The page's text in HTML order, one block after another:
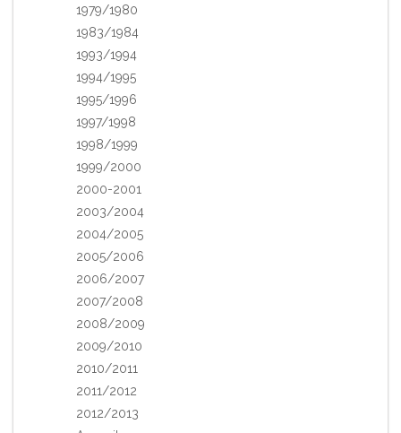
1979/1980
1983/1984
1993/1994
1994/1995
1995/1996
1997/1998
1998/1999
1999/2000
2000-2001
2003/2004
2004/2005
2005/2006
2006/2007
2007/2008
2008/2009
2009/2010
2010/2011
2011/2012
2012/2013